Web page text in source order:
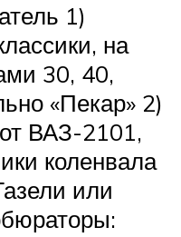
1)
на
30, 40,
«Пекар» 2)
ВАЗ-2101,
коленвала
или